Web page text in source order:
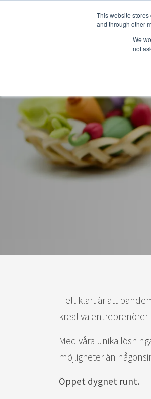
This website
and through other
We
not
Helt klart är att
kreativa
Med våra unika
möjligheter än
Öppet dygnet runt.